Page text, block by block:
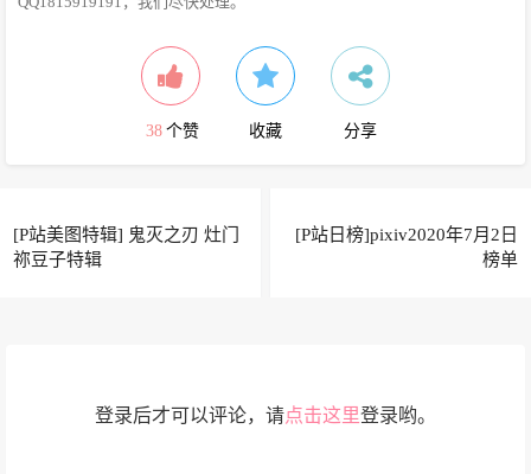
38 个赞 收藏 分享
[P站美图特辑] 鬼灭之刃 灶门
祢豆子特辑
[P站日榜]pixiv2020年7月2日
榜单
登录后才可以评论，请点击这里登录哟。